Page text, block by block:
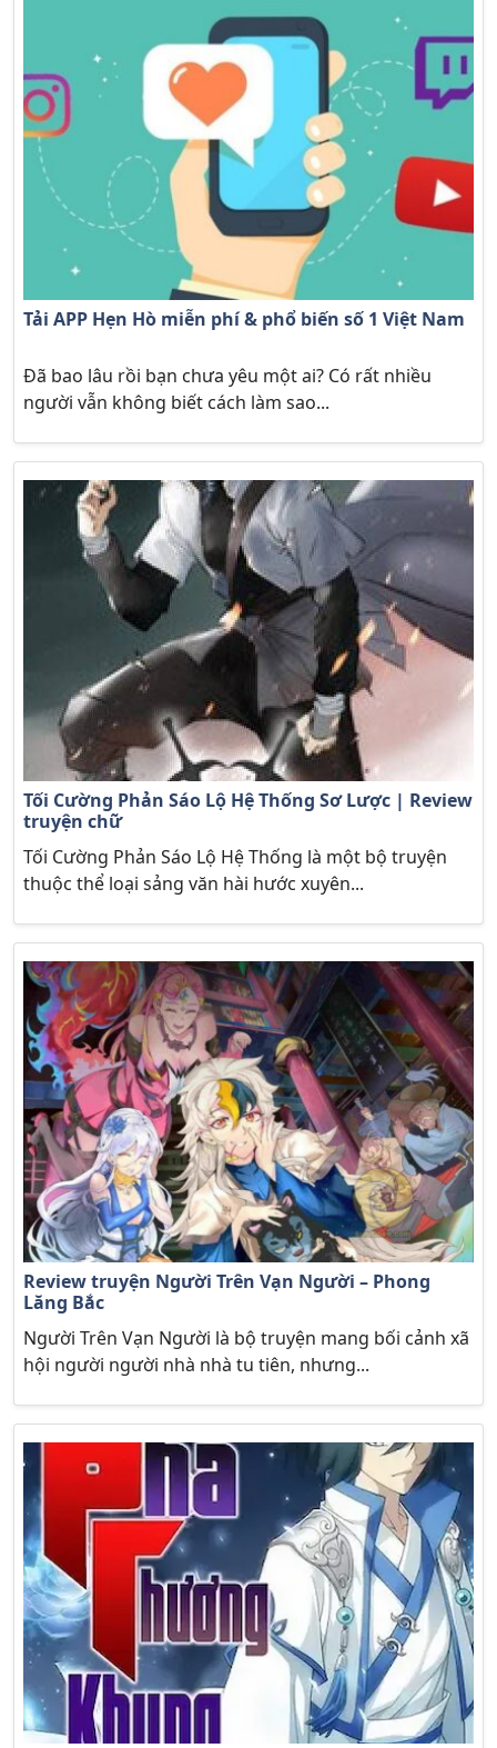
Tải APP Hẹn Hò miễn phí & phổ biến số 1 Việt Nam
Đã bao lâu rồi bạn chưa yêu một ai? Có rất nhiều
người vẫn không biết cách làm sao...
Tối Cường Phản Sáo Lộ Hệ Thống Sơ Lược | Review
truyện chữ
Tối Cường Phản Sáo Lộ Hệ Thống là một bộ truyện
thuộc thể loại sảng văn hài hước xuyên...
Review truyện Người Trên Vạn Người – Phong
Lăng Bắc
Người Trên Vạn Người là bộ truyện mang bối cảnh xã
hội người người nhà nhà tu tiên, nhưng...